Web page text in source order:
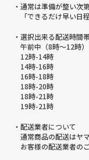
・通常は準備が整い次
「できるだけ早い日
・選択出来る配送時間帯
午前中（8時～12時）
12時-14時
14時-16時
16時-18時
18時-20時
18時-21時
19時-21時
・配送業者について
通常商品の配送はヤ
お客様の配送業者の